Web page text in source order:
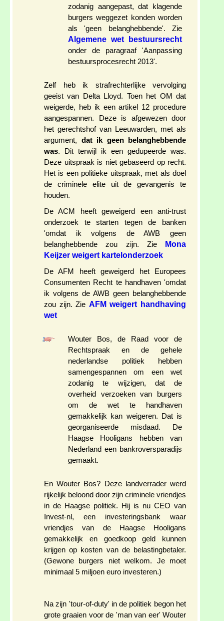
zodanig aangepast, dat klagende
burgers weggezet konden worden
als 'geen belanghebbende'. Zie
Algemene wet bestuursrecht
onder de paragraaf 'Aanpassing
bestuursprocesrecht 2013'.
Zelf heb ik strafrechterlijke vervolging
geeist van Delta Lloyd. Toen het OM dat
weigerde, heb ik een artikel 12 procedure
aangespannen. Deze is afgewezen door
het gerechtshof van Leeuwarden, met als
argument, dat ik geen belanghebbende
was. Dit terwijl ik een gedupeerde was.
Deze uitspraak is niet gebaseerd op recht.
Het is een politieke uitspraak, met als doel
de criminele elite uit de gevangenis te
houden.
De ACM heeft geweigerd een anti-trust
onderzoek te starten tegen de banken
'omdat ik volgens de AWB geen
belanghebbende zou zijn. Zie
Mona
Keijzer weigert kartelonderzoek
De AFM heeft geweigerd het Europees
Consumenten Recht te handhaven 'omdat
ik volgens de AWB geen belanghebbende
zou zijn. Zie AFM weigert handhaving
wet
Wouter Bos, de Raad voor de
Rechtspraak en de gehele
nederlandse politiek hebben
samengespannen om een wet
zodanig te wijzigen, dat de
overheid verzoeken van burgers
om de wet te handhaven
gemakkelijk kan weigeren. Dat is
georganiseerde misdaad. De
Haagse Hooligans hebben van
Nederland een bankroversparadijs
gemaakt.
En Wouter Bos? Deze landverrader werd
rijkelijk beloond door zijn criminele vriendjes
in de Haagse politiek. Hij is nu CEO van
Invest-nl, een investeringsbank waar
vriendjes van de Haagse Hooligans
gemakkelijk en goedkoop geld kunnen
krijgen op kosten van de belastingbetaler.
(Gewone burgers niet welkom. Je moet
minimaal 5 miljoen euro investeren.)
Na zijn 'tour-of-duty' in de politiek begon het
grote graaien voor de 'man van eer' Wouter